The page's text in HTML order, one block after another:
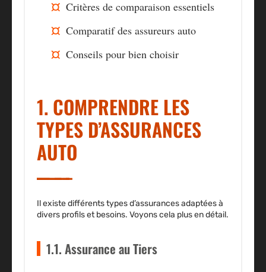
Critères de comparaison essentiels
Comparatif des assureurs auto
Conseils pour bien choisir
1. COMPRENDRE LES
TYPES D’ASSURANCES
AUTO
Il existe différents types d’assurances adaptées à
divers profils et besoins. Voyons cela plus en détail.
1.1. Assurance au Tiers